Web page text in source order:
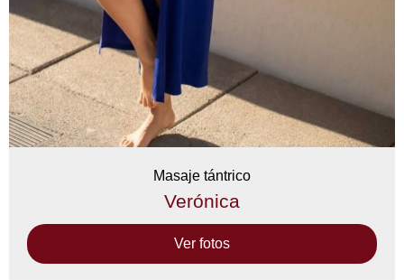
Masaje tántrico
Verónica
Ver fotos